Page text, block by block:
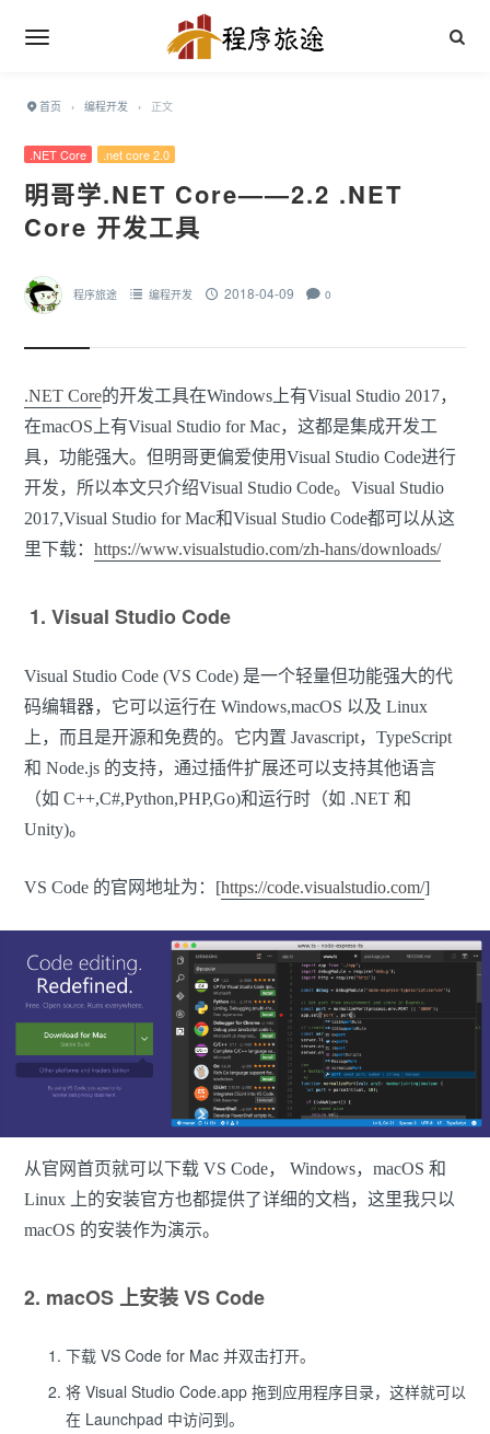
首页 › 编程开发 › 正文
.NET Core .net core 2.0
明哥学.NET Core——2.2 .NET
Core 开发工具
程序旅途 编程开发 2018-04-09 0
.NET Core的开发工具在Windows上有Visual Studio 2017，
在macOS上有Visual Studio for Mac，这都是集成开发工
具，功能强大。但明哥更偏爱使用Visual Studio Code进行
开发，所以本文只介绍Visual Studio Code。 Visual Studio
2017,Visual Studio for Mac和Visual Studio Code都可以从这
里下载： https://www.visualstudio.com/zh-hans/downloads/
1. Visual Studio Code
Visual Studio Code (VS Code) 是一个轻量但功能强大的代
码编辑器，它可以运行在 Windows,macOS 以及 Linux
上，而且是开源和免费的。它内置 Javascript，TypeScript
和 Node.js 的支持，通过插件扩展还可以支持其他语言
（如 C++,C#,Python,PHP,Go)和运行时（如 .NET 和
Unity)。
VS Code 的官网地址为：[https://code.visualstudio.com/]
从官网首页就可以下载 VS Code， Windows，macOS 和
Linux 上的安装官方也都提供了详细的文档，这里我只以
macOS 的安装作为演示。
2. macOS 上安装 VS Code
下载 VS Code for Mac 并双击打开。
将 Visual Studio Code.app 拖到应用程序目录，这样就可以
在 Launchpad 中访问到。